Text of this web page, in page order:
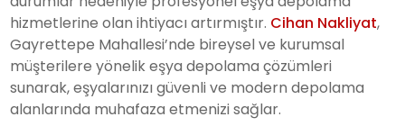
hizmetlerine olan ihtiyacı artırmıştır. Cihan Nakliyat,
Gayrettepe Mahallesi’nde bireysel ve kurumsal
müşterilere yönelik eşya depolama çözümleri
sunarak, eşyalarınızı güvenli ve modern depolama
alanlarında muhafaza etmenizi sağlar.